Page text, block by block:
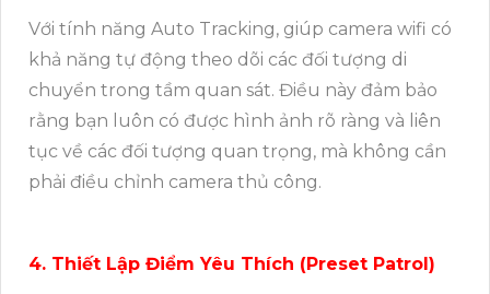
Với tính năng Auto Tracking, giúp camera wifi có
khả năng tự động theo dõi các đối tượng di
chuyển trong tầm quan sát. Điều này đảm bảo
rằng bạn luôn có được hình ảnh rõ ràng và liên
tục về các đối tượng quan trọng, mà không cần
phải điều chỉnh camera thủ công.
4. Thiết Lập Điểm Yêu Thích (Preset Patrol)